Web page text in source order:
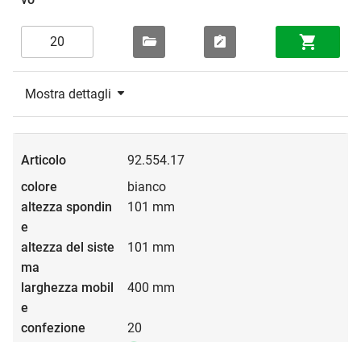
Mostra dettagli
92.554.17
bianco
101 mm
101 mm
400 mm
20